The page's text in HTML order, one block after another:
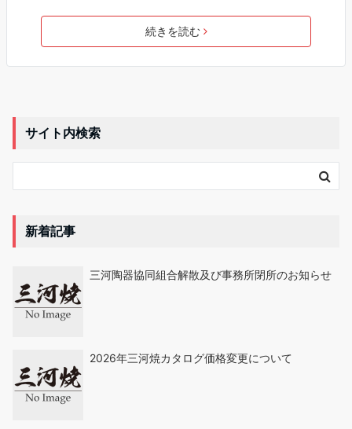
続きを読む
サイト内検索
新着記事
三河陶器協同組合解散及び事務所閉所のお知らせ
2026年三河焼カタログ価格変更について